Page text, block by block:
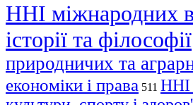
ННІ міжнародних
історії та філософії
природничих та
економіки і права 511 ННІ